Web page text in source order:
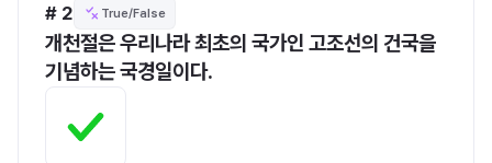
# 2 True/False
개천절은 우리나라 최초의 국가인 고조선의 건국을
기념하는 국경일이다.